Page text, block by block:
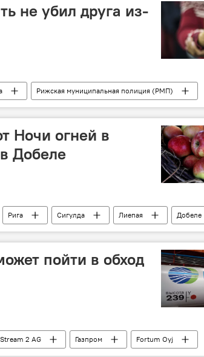
не убил друга из-
Рижская муниципальная полиция (РМП)
Ночи огней в
Добеле
Рига Сигулда Лиепая
Добеле
пойти в обход
2 AG Газпром
Fortum Oyj